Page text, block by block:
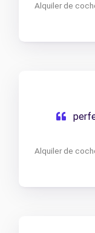
Alquiler de
Alquiler de